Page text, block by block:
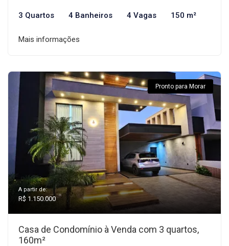
3 Quartos 4 Banheiros 4 Vagas 150 m²
Mais informações
Pronto para Morar
A partir de:
R$ 1.150.000
Casa de Condomínio à Venda com 3 quartos,
160m²